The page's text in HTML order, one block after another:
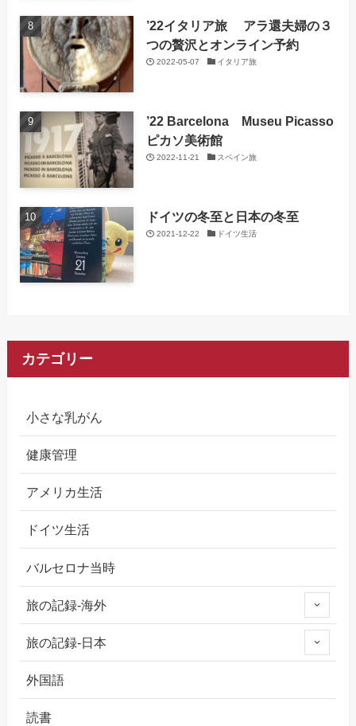
’22イタリア旅 アラ還夫婦の３
つの贅沢とオンライン予約
2022-05-07 イタリア旅
’22 Barcelona Museu Picasso
ピカソ美術館
2022-11-21 スペイン旅
ドイツの冬至と日本の冬至
2021-12-22 ドイツ生活
カテゴリー
小さな乳がん
健康管理
アメリカ生活
ドイツ生活
バルセロナ当時
旅の記録-海外
旅の記録-日本
外国語
読書